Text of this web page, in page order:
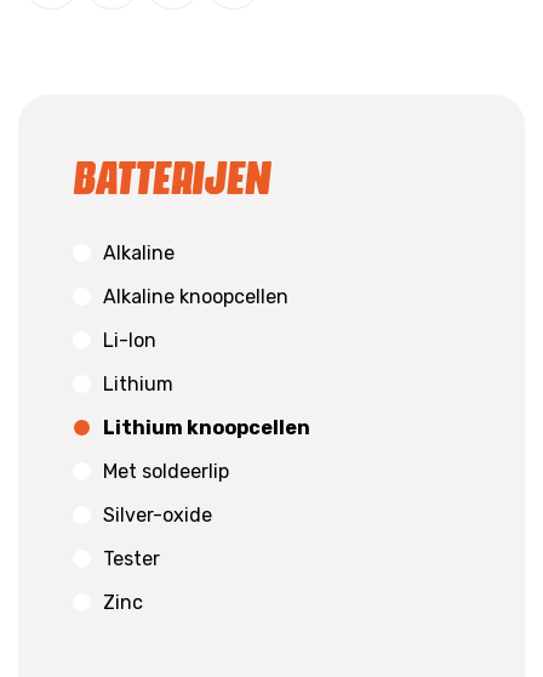
Batterijen
Alkaline
Alkaline knoopcellen
Li-Ion
Lithium
Lithium knoopcellen
Met soldeerlip
Silver-oxide
Tester
Zinc